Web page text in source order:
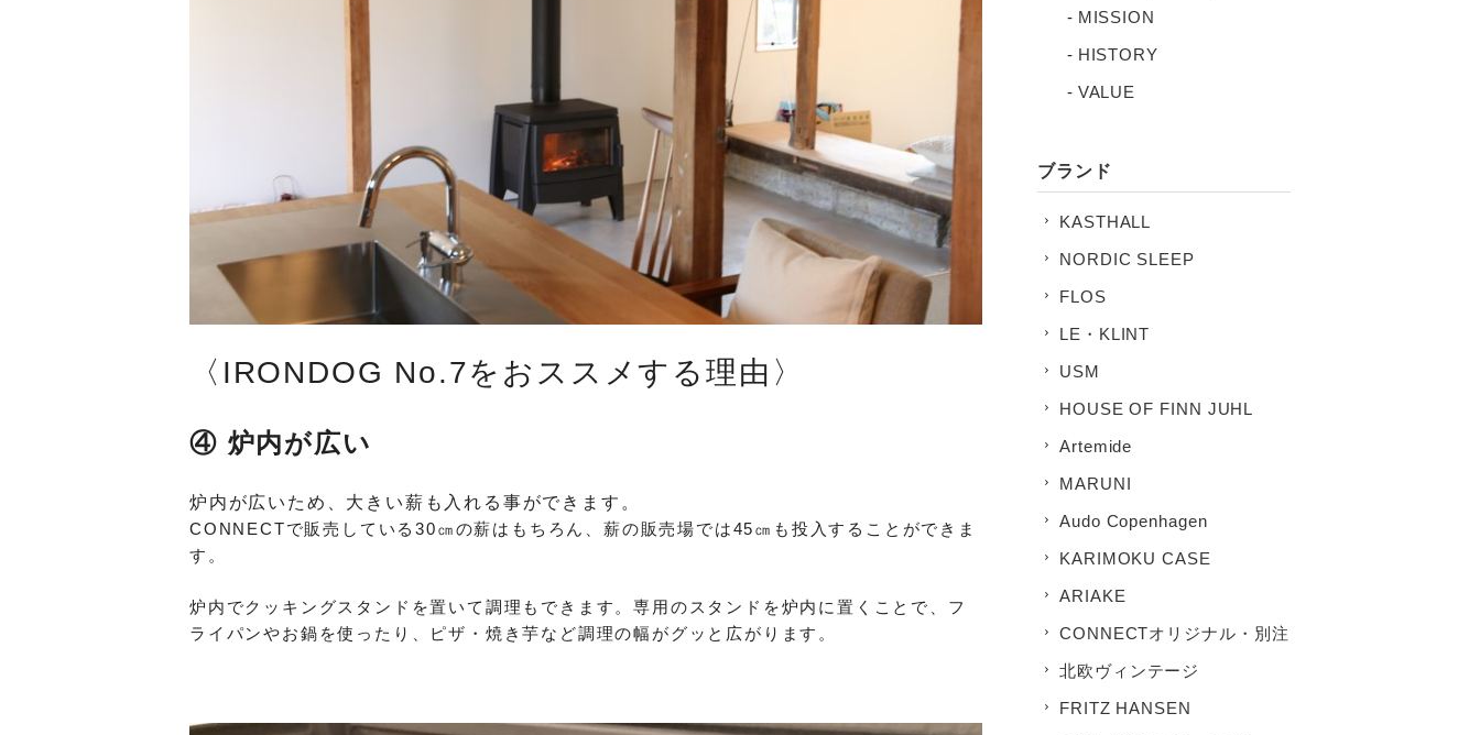
〈IRONDOG No.7をおススメする理由〉
④ 炉内が広い
炉内が広いため、大きい薪も入れる事ができます。
CONNECTで販売している30㎝の薪はもちろん、薪の販売場では45㎝も投入することができま
す。
炉内でクッキングスタンドを置いて調理もできます。専用のスタンドを炉内に置くことで、フ
ライパンやお鍋を使ったり、ピザ・焼き芋など調理の幅がグッと広がります。
MISSION
HISTORY
VALUE
ブランド
KASTHALL
NORDIC SLEEP
FLOS
LE・KLINT
USM
HOUSE OF FINN JUHL
Artemide
MARUNI
Audo Copenhagen
KARIMOKU CASE
ARIAKE
CONNECTオリジナル・別注
北欧ヴィンテージ
FRITZ HANSEN